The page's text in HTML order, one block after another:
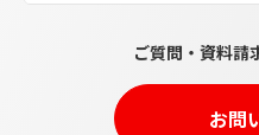
ご質問・資料請
お問